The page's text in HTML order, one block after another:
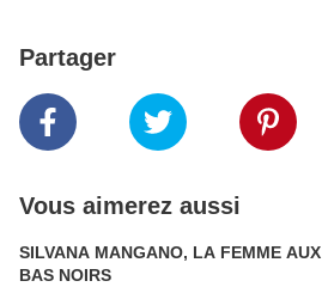
Partager
Vous aimerez aussi
SILVANA MANGANO, LA FEMME AUX
BAS NOIRS